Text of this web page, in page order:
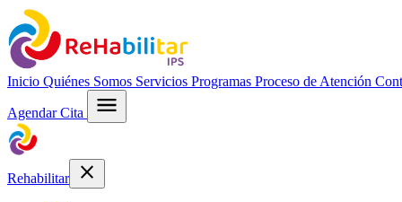
Ir al contenido principal
Inicio Quiénes Somos Servicios Programas Proceso de Atención
Agendar Cita
Rehabilitar close